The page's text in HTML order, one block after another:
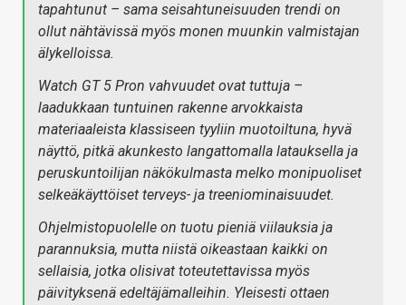
tapahtunut – sama seisahtuneisuuden trendi on
ollut nähtävissä myös monen muunkin valmistajan
älykelloissa.
Watch GT 5 Pron vahvuudet ovat tuttuja –
laadukkaan tuntuinen rakenne arvokkaista
materiaaleista klassiseen tyyliin muotoiltuna, hyvä
näyttö, pitkä akunkesto langattomalla latauksella ja
peruskuntoilijan näkökulmasta melko monipuoliset
selkeäkäyttöiset terveys- ja treeniominaisuudet.
Ohjelmistopuolelle on tuotu pieniä viilauksia ja
parannuksia, mutta niistä oikeastaan kaikki on
sellaisia, jotka olisivat toteutettavissa myös
päivityksenä edeltäjämalleihin. Yleisesti ottaen